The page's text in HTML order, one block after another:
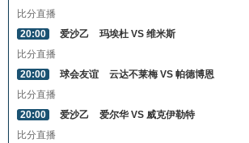
比分直播
20:00
爱沙乙
玛埃杜 VS 维米斯
比分直播
20:00
球会友谊
云达不莱梅 VS 帕德博恩
比分直播
20:00
爱沙乙
爱尔华 VS 威克伊勒特
比分直播